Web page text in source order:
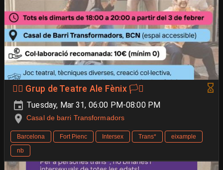
🐦‍🔥 Grup de Teatre Ale Fènix 🏳️‍⚧️
Tuesday, Mar 31, 06:00 PM-08:00 PM
Casal de barri Transformadors
Barcelona Fort Pienc Intersex Trans*
eixample
nb